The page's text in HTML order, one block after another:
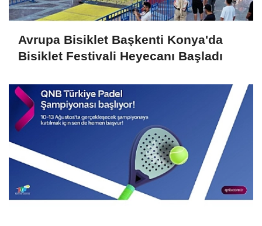
Avrupa Bisiklet Başkenti Konya'da
Bisiklet Festivali Heyecanı Başladı